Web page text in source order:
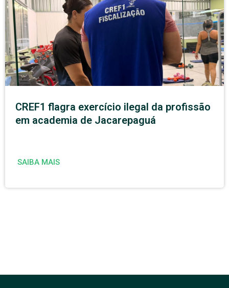
CREF1 flagra exercício ilegal da profissão
em academia de Jacarepaguá
SAIBA MAIS